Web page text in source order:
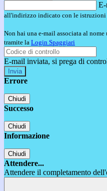
all'indirizzo indicato con le istruzioni
Non hai una e-mail associata al
tramite la Login Spaggiari
E-mail inviata, si prega di
Errore
Chiudi
Successo
Chiudi
Informazione
Chiudi
Attendere...
Attendere il completamento